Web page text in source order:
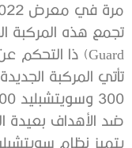
مرة في معرض AUSA 2022.
Guard) ذا التحكم عن بُعد، والمزود بالقدرة على مكافحة الأنظمة المسيرة من شركة هورنت.
ضد الأهداف بعيدة